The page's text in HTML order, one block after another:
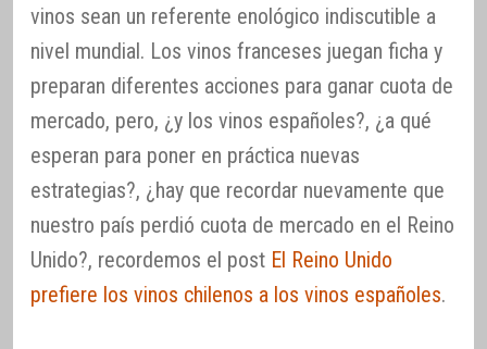
vinos sean un referente enológico indiscutible a
nivel mundial. Los vinos franceses juegan ficha y
preparan diferentes acciones para ganar cuota de
mercado, pero, ¿y los vinos españoles?, ¿a qué
esperan para poner en práctica nuevas
estrategias?, ¿hay que recordar nuevamente que
nuestro país perdió cuota de mercado en el Reino
Unido?, recordemos el post El Reino Unido
prefiere los vinos chilenos a los vinos españoles.